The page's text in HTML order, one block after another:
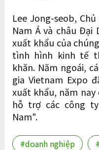
Lee Jong-seob,
Nam Á và châu Đại
xuất khẩu của
tình hình kinh tế
khăn. Năm ngoái,
gia Vietnam Expo
xuất khẩu, năm
hỗ trợ các công
Nam".
#doanh nghiệp